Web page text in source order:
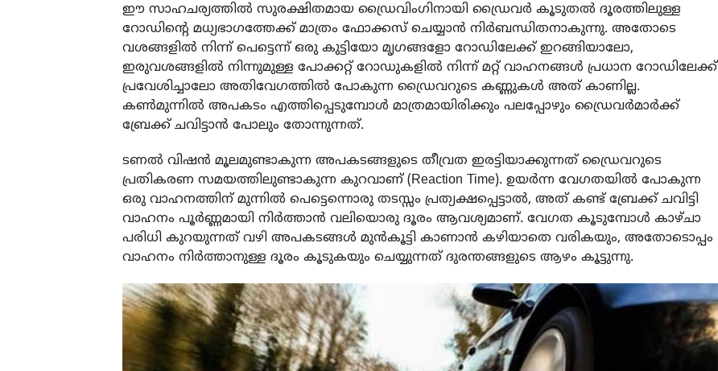
ഈ സാഹചര്യത്തിൽ സുരക്ഷിതമായ ഡ്രൈവിംഗിനായി ഡ്രൈവർ കൂടുതൽ ദൂരത്തിലുള്ള
റോഡിന്റെ മധ്യഭാഗത്തേക്ക് മാത്രം ഫോക്കസ് ചെയ്യാൻ നിർബന്ധിതനാകുന്നു. അതോടെ
വശങ്ങളിൽ നിന്ന് പെട്ടെന്ന് ഒരു കുട്ടിയോ മൃഗങ്ങളോ റോഡിലേക്ക് ഇറങ്ങിയാലോ,
ഇരുവശങ്ങളിൽ നിന്നുമുള്ള പോക്കറ്റ് റോഡുകളിൽ നിന്ന് മറ്റ് വാഹനങ്ങൾ പ്രധാന റോഡിലേക്ക്
പ്രവേശിച്ചാലോ അതിവേഗത്തിൽ പോകുന്ന ഡ്രൈവറുടെ കണ്ണുകൾ അത് കാണില്ല.
കൺമുന്നിൽ അപകടം എത്തിപ്പെടുമ്പോൾ മാത്രമായിരിക്കും പലപ്പോഴും ഡ്രൈവർമാർക്ക്
ബ്രേക്ക് ചവിട്ടാൻ പോലും തോന്നുന്നത്.
ടണൽ വിഷൻ മൂലമുണ്ടാകുന്ന അപകടങ്ങളുടെ തീവ്രത ഇരട്ടിയാക്കുന്നത് ഡ്രൈവറുടെ
പ്രതികരണ സമയത്തിലുണ്ടാകുന്ന കുറവാണ് (Reaction Time). ഉയർന്ന വേഗതയിൽ പോകുന്ന
ഒരു വാഹനത്തിന് മുന്നിൽ പെട്ടെന്നൊരു തടസ്സം പ്രത്യക്ഷപ്പെട്ടാൽ, അത് കണ്ട് ബ്രേക്ക് ചവിട്ടി
വാഹനം പൂർണ്ണമായി നിർത്താൻ വലിയൊരു ദൂരം ആവശ്യമാണ്. വേഗത കൂടുമ്പോൾ കാഴ്ചാ
പരിധി കുറയുന്നത് വഴി അപകടങ്ങൾ മുൻകൂട്ടി കാണാൻ കഴിയാതെ വരികയും, അതോടൊപ്പം
വാഹനം നിർത്താനുള്ള ദൂരം കൂടുകയും ചെയ്യുന്നത് ദുരന്തങ്ങളുടെ ആഴം കൂട്ടുന്നു.